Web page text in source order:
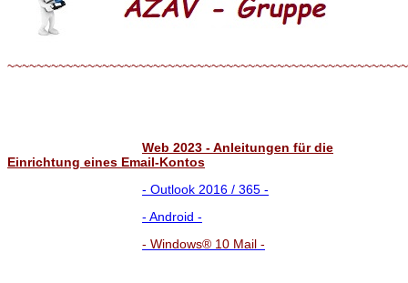
Web 2023 - Anleitungen für die
Einrichtung eines Email-Kontos
- Outlook 2016 / 365 -
- Android -
- Windows® 10 Mail -